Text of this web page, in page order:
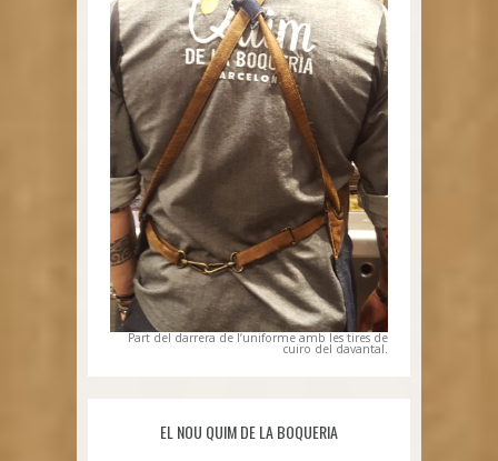
Part del darrera de l’uniforme amb les tires de
cuiro del davantal.
EL NOU QUIM DE LA BOQUERIA